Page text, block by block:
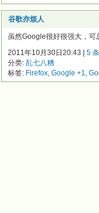
谷歌亦烦人
虽然Google很好很强大，
2011年10月30日20:43 | 5
分类: 乱七八糟
标签: Firefox, Google +1,